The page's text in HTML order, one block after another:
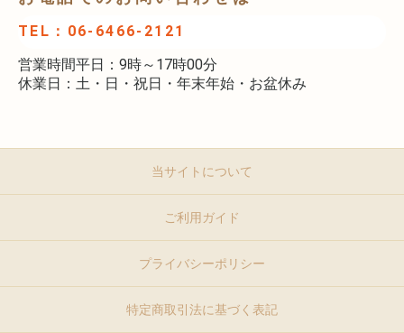
TEL：06-6466-2121
営業時間平日：9時～17時00分
休業日：土・日・祝日・年末年始・お盆休み
当サイトについて
ご利用ガイド
プライバシーポリシー
特定商取引法に基づく表記